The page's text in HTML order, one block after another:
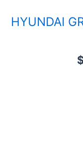
HYUNDAI